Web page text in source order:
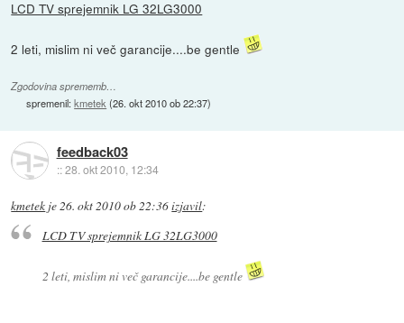
LCD TV sprejemnik LG 32LG3000
2 leti, mislim ni več garancije....be gentle
Zgodovina sprememb…
spremenil:kmetek (26. okt 2010 ob 22:37)
feedback03
::28. okt 2010, 12:34
kmetek je26. okt 2010 ob 22:36izjavil:
LCD TV sprejemnik LG 32LG3000
2 leti, mislim ni več garancije....be gentle